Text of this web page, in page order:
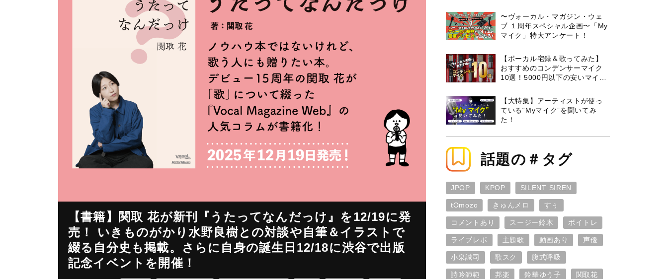
【書籍】関取 花が新刊『うたってなんだっけ』を12/19に発
売！ いきものがかり水野良樹との対談や自筆＆イラストで
綴る自分史も掲載。さらに自身の誕生日12/18に渋谷で出版
記念イベントを開催！
〜ヴォーカル・マガジン・ウェ
ブ １周年スペシャル企画〜「My
マイク」特大アンケート！
【ボーカル宅録＆歌ってみた】
おすすめのコンデンサーマイク
10選！5000円以下の安いマイク
【大特集】アーティストが使っ
ている“Myマイク”を聞いてみ
た！
話題の＃タグ
JPOP KPOP SILENT SIREN
tOmozo きゅんメロ すぅ
コメントあり スージー鈴木 ボイトレ
ライブレポ 主題歌 動画あり 声優
小泉誠司 歌スク 腹式呼吸
詩吟師範 邦楽 鈴華ゆう子 関取花